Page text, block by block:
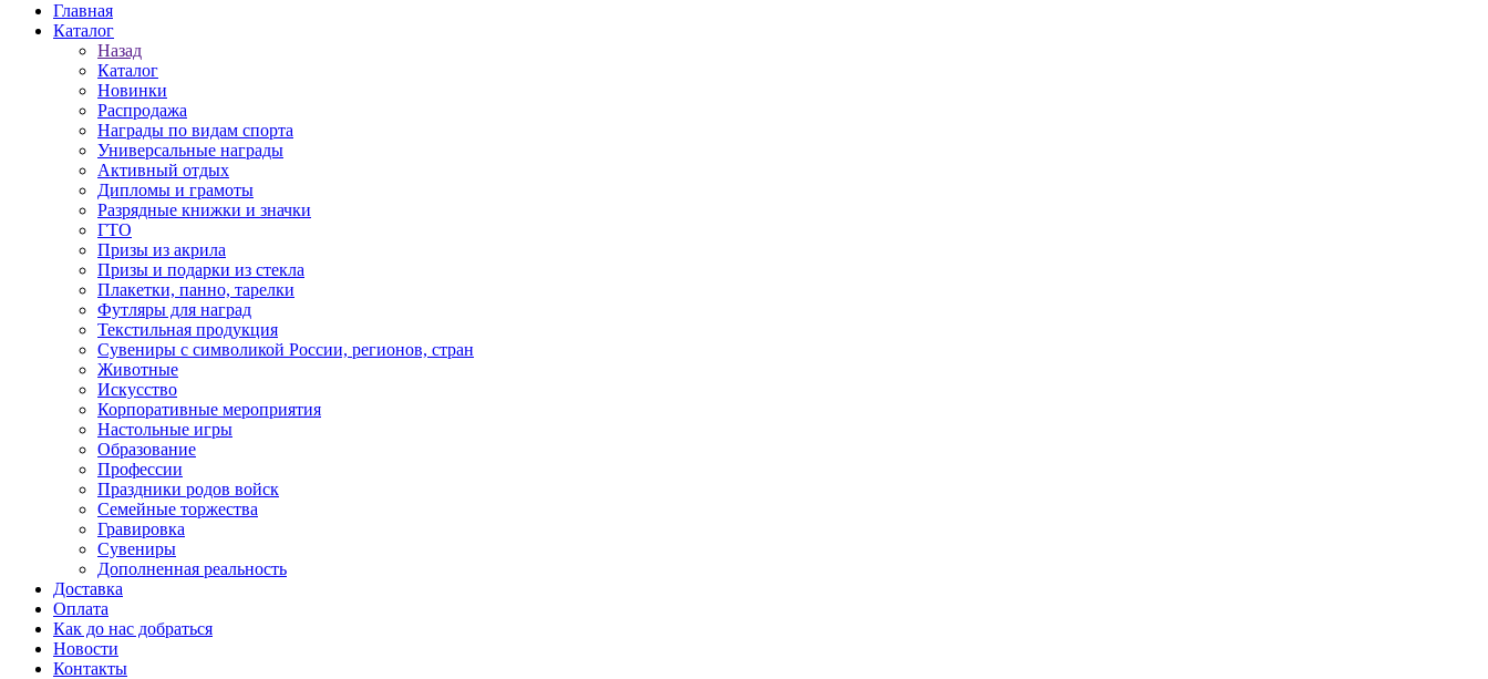
Главная
Каталог
Назад
Каталог
Новинки
Распродажа
Награды по видам спорта
Универсальные награды
Активный отдых
Дипломы и грамоты
Разрядные книжки и значки
ГТО
Призы из акрила
Призы и подарки из стекла
Плакетки, панно, тарелки
Футляры для наград
Текстильная продукция
Сувениры с символикой России, регионов, стран
Животные
Искусство
Корпоративные мероприятия
Настольные игры
Образование
Профессии
Праздники родов войск
Семейные торжества
Гравировка
Сувениры
Дополненная реальность
Доставка
Оплата
Как до нас добраться
Новости
Контакты